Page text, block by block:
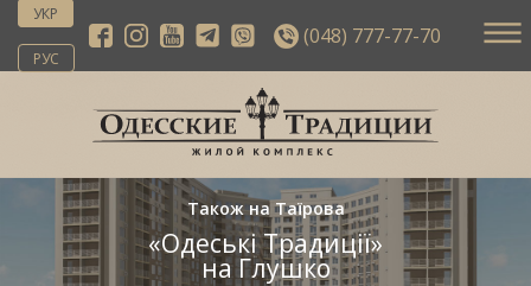
УКР
РУС
(048) 777-77-70
Також на Таїрова
«Одеські Традиції»
на Глушко